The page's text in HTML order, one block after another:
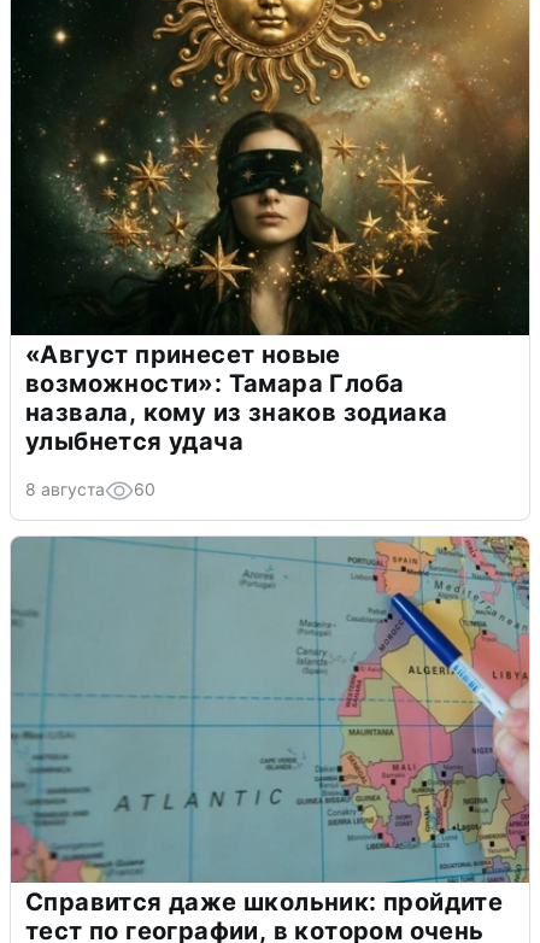
«Август принесет новые
возможности»: Тамара Глоба
назвала, кому из знаков зодиака
улыбнется удача
8 августа 60
Справится даже школьник: пройдите
тест по географии, в котором очень